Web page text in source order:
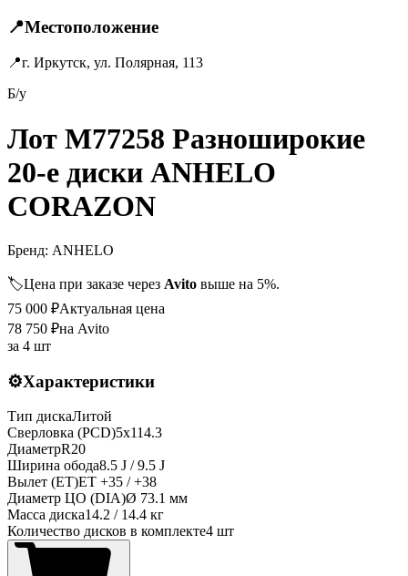
📍Местоположение
📍г. Иркутск, ул. Полярная, 113
Б/у
Лот M77258 Разноширокие
20-е диски ANHELO
CORAZON
Бренд: ANHELO
🏷️Цена при заказе через Avito выше на 5%.
75 000 ₽Актуальная цена
78 750 ₽на Avito
за 4 шт
⚙️Характеристики
Тип дискаЛитой
Сверловка (PCD)5x114.3
ДиаметрR20
Ширина обода8.5 J / 9.5 J
Вылет (ET)ET +35 / +38
Диаметр ЦО (DIA)Ø 73.1 мм
Масса диска14.2 / 14.4 кг
Количество дисков в комплекте4 шт